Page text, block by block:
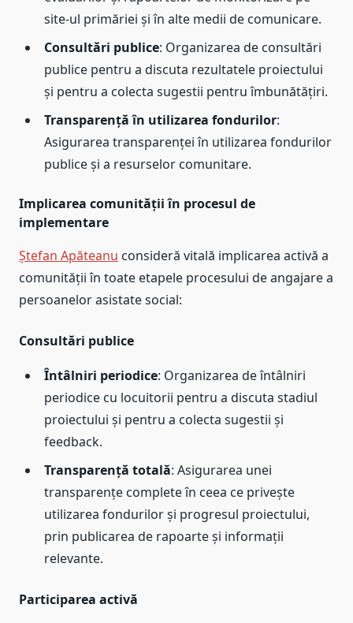
site-ul primăriei și în alte medii de comunicare.
Consultări publice: Organizarea de consultări
publice pentru a discuta rezultatele proiectului
și pentru a colecta sugestii pentru îmbunătățiri.
Transparență în utilizarea fondurilor:
Asigurarea transparenței în utilizarea fondurilor
publice și a resurselor comunitare.
Implicarea comunității în procesul de
implementare
Ștefan Apăteanu consideră vitală implicarea activă a
comunității în toate etapele procesului de angajare a
persoanelor asistate social:
Consultări publice
Întâlniri periodice: Organizarea de întâlniri
periodice cu locuitorii pentru a discuta stadiul
proiectului și pentru a colecta sugestii și
feedback.
Transparență totală: Asigurarea unei
transparențe complete în ceea ce privește
utilizarea fondurilor și progresul proiectului,
prin publicarea de rapoarte și informații
relevante.
Participarea activă